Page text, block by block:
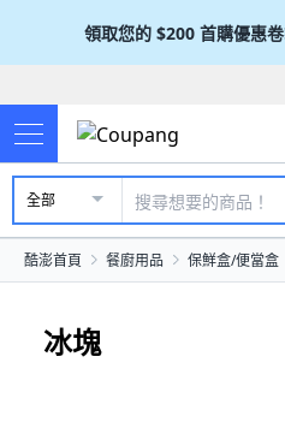
領取您的 $200 首購優惠
全部
酷澎首頁 餐廚用品 保鮮盒/便當盒
冰塊